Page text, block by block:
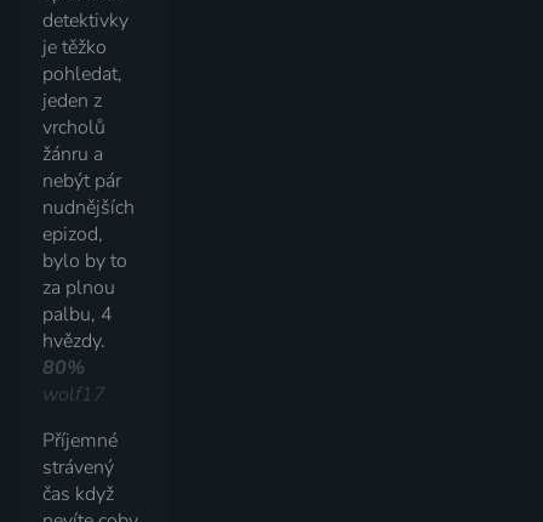
detektivky
je těžko
pohledat,
jeden z
vrcholů
žánru a
nebýt pár
nudnějších
epizod,
bylo by to
za plnou
palbu, 4
hvězdy.
80%
wolf17
Příjemné
strávený
čas když